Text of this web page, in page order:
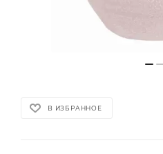
В ИЗБРАННОЕ